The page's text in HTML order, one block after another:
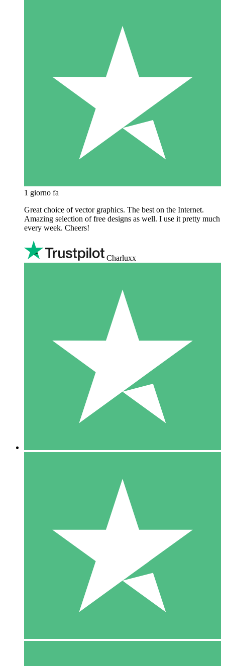
1 giorno fa
Great choice of vector graphics. The best on the Internet.
Amazing selection of free designs as well. I use it pretty much
every week. Cheers!
Charluxx